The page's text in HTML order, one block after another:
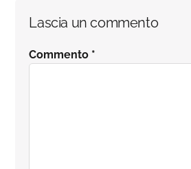
Interazioni
del
Lascia un commento
Commento *